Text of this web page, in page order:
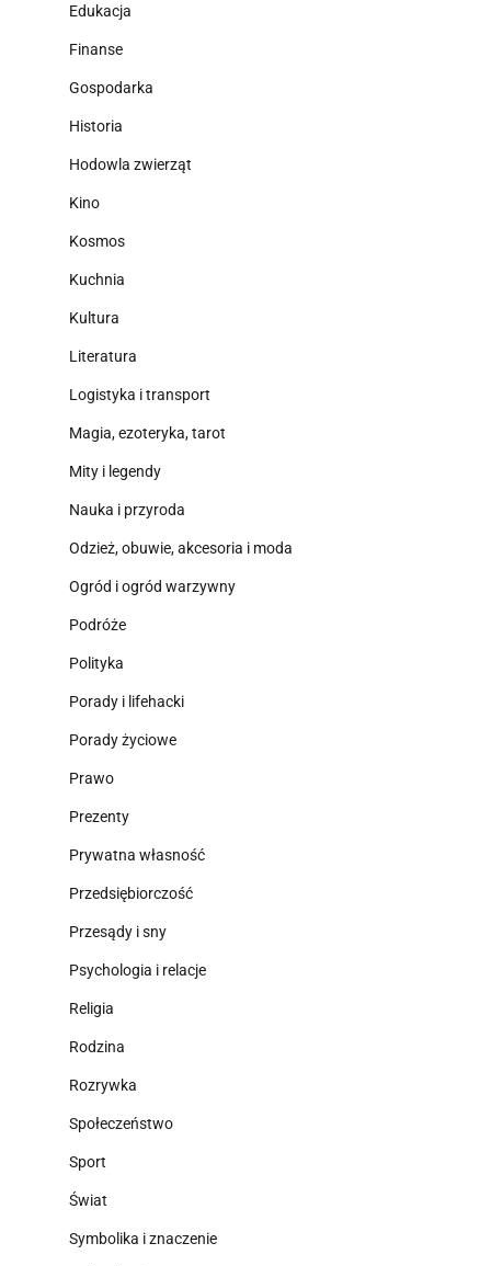
Edukacja
Finanse
Gospodarka
Historia
Hodowla zwierząt
Kino
Kosmos
Kuchnia
Kultura
Literatura
Logistyka i transport
Magia, ezoteryka, tarot
Mity i legendy
Nauka i przyroda
Odzież, obuwie, akcesoria i moda
Ogród i ogród warzywny
Podróże
Polityka
Porady i lifehacki
Porady życiowe
Prawo
Prezenty
Prywatna własność
Przedsiębiorczość
Przesądy i sny
Psychologia i relacje
Religia
Rodzina
Rozrywka
Społeczeństwo
Sport
Świat
Symbolika i znaczenie